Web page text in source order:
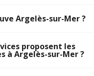
Argelès-sur-Mer ?
proposent les
à Argelès-sur-Mer ?